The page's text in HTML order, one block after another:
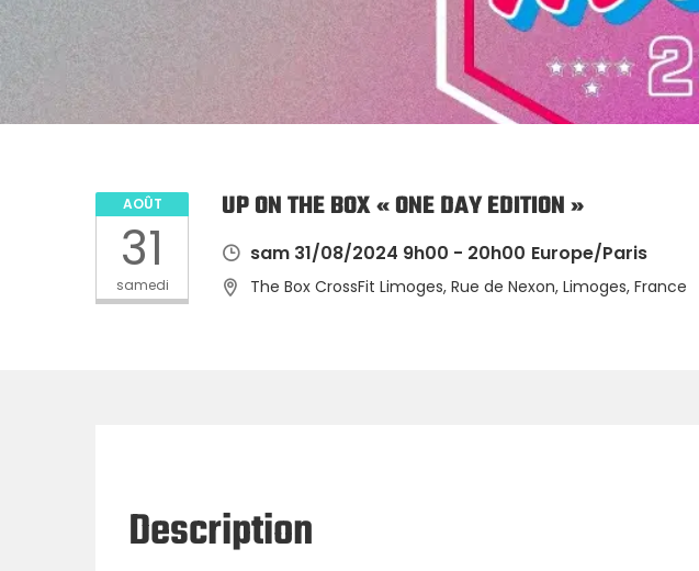
AOÛT
31
samedi
UP ON THE BOX « ONE DAY EDITION »
sam 31/08/2024 9h00 - 20h00 Europe/Paris
The Box CrossFit Limoges, Rue de Nexon, Limoges, France
Description